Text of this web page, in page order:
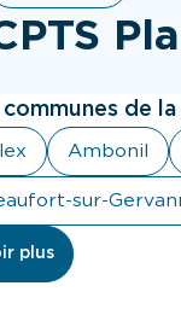
communes de
Ambonil
sur-
plus